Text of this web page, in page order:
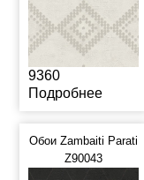
9360
Подробнее
Обои Zambaiti Parati
Z90043